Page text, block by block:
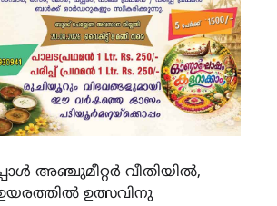
അഞ്ചുമീറ്റർ വീതിയിൽ,
ഉത്സവിനു